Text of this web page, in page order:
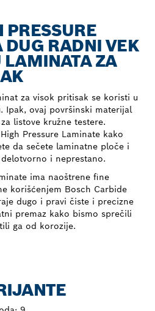
PRESSURE
DUG RADNI VEK
LAMINATA ZA
za visok pritisak se koristi u
Ipak, ovaj površinski materijal
listove kružne testere.
Pressure Laminate kako
da sečete laminatne ploče i
i neprestano.
ima naoštrene fine
korišćenjem Bosch Carbide
dugo i pravi čiste i precizne
premaz kako bismo sprečili
ga od korozije.